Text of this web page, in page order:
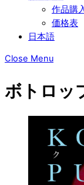
作品購
価格表
日本語
Close Menu
ボトロッ